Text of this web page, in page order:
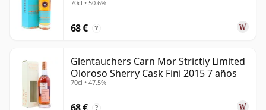
70cl • 50.6%
68 € ?
Glentauchers Carn Mor Strictly Limited
Oloroso Sherry Cask Fini 2015 7 años
70cl • 47.5%
?